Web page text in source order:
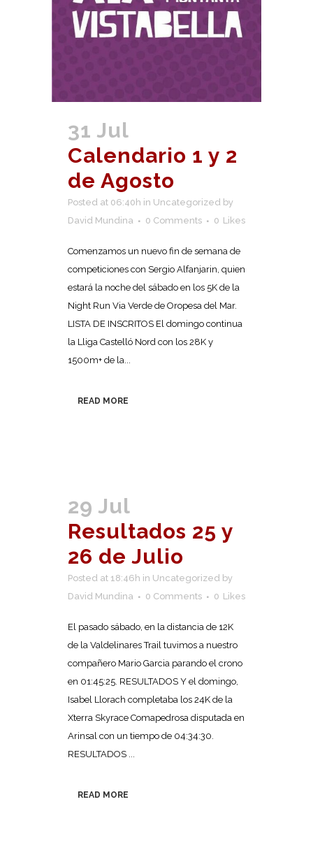
31 Jul
Calendario 1 y 2
de Agosto
Posted at 06:40h in Uncategorized by
David Mundina
0 Comments 0 Likes
Comenzamos un nuevo fin de semana de
competiciones con Sergio Alfanjarin, quien
estará la noche del sábado en los 5K de la
Night Run Via Verde de Oropesa del Mar.
LISTA DE INSCRITOS El domingo continua
la Lliga Castelló Nord con los 28K y
1500m+ de la...
READ MORE
29 Jul
Resultados 25 y
26 de Julio
Posted at 18:46h in Uncategorized by
David Mundina
0 Comments 0 Likes
El pasado sábado, en la distancia de 12K
de la Valdelinares Trail tuvimos a nuestro
compañero Mario Garcia parando el crono
en 01:45:25. RESULTADOS Y el domingo,
Isabel Llorach completaba los 24K de la
Xterra Skyrace Comapedrosa disputada en
Arinsal con un tiempo de 04:34:30.
RESULTADOS ...
READ MORE